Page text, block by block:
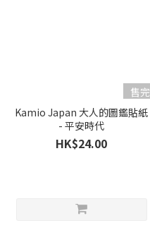
售完
Kamio Japan 大人的圖鑑貼紙
- 平安時代
HK$24.00